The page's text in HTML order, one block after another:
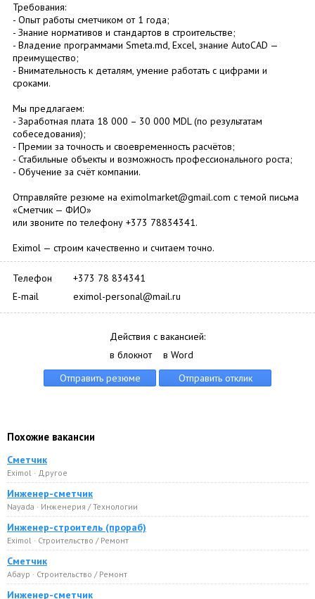
Требования:
- Опыт работы сметчиком от 1 года;
- Знание нормативов и стандартов в строительстве;
- Владение программами Smeta.md, Excel, знание AutoCAD —
преимущество;
- Внимательность к деталям, умение работать с цифрами и
сроками.
Мы предлагаем:
- Заработная плата 18 000 – 30 000 MDL (по результатам
собеседования);
- Премии за точность и своевременность расчётов;
- Стабильные объекты и возможность профессионального роста;
- Обучение за счёт компании.
Отправляйте резюме на eximolmarket@gmail.com с темой письма
«Сметчик — ФИО»
или звоните по телефону +373 78834341.
Eximol — строим качественно и считаем точно.
Телефон
+373 78 834341
E-mail
eximol-personal@mail.ru
Действия с вакансией:
в блокнот
в Word
Похожие вакансии
Сметчик
Eximol · Другое
Инженер-сметчик
Nayada · Инженерия / Технологии
Инженер-строитель (прораб)
Eximol · Строительство / Ремонт
Сметчик
Абаур · Строительство / Ремонт
Инженер-сметчик